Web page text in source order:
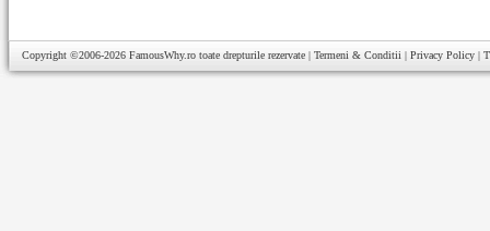
Copyright ©2006-2026 FamousWhy.ro toate drepturile rezervate | Termeni & Conditii | Privacy Policy |